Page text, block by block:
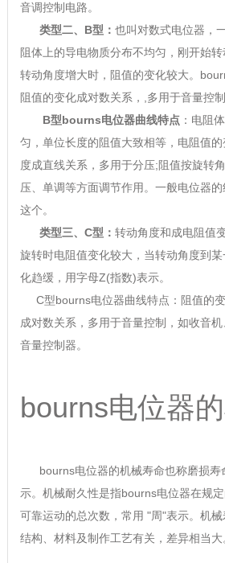
音调控制电路。
类型二、B型： 也叫对数式电位器，
阻体上的导电物质分布不均匀，刚开始
转动角度增大时，阻值的变化较大。
阻值的变化成对数关系，,多用于音量控
B型bourns电位器曲线特点：电阻
匀，单位长度的阻值大致相等，电阻值
度成直线关系，多用于分压;阻值按旋转
压、单调等方面调节作用。一般电位器
这个。
类型三、C型： 转动角度和成电阻值
旋转时电阻值变化较大，当转动角度到
化趋缓，用字母Z(指数)表示。
C型bourns电位器曲线特点：阻值的
成对数关系，多用于音量控制，如收音
音量控制器。
bourns电位器
bourns电位器的机械寿命也称磨损寿
示。机械耐久性是指bourns电位器在规
可靠运动的总次数，常用 "周"表示。机械
结构、材料及制作工艺有关，差异相当大